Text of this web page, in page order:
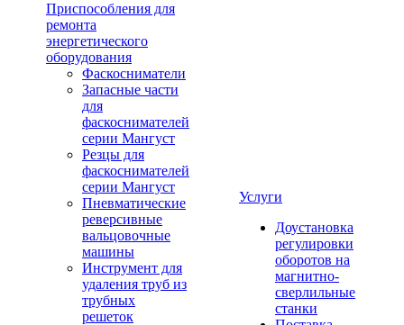
Приспособления для
ремонта
энергетического
оборудования
Фаскосниматели
Запасные части
для
фаскоснимателей
серии Мангуст
Резцы для
фаскоснимателей
серии Мангуст
Пневматические
реверсивные
вальцовочные
машины
Инструмент для
удаления труб из
трубных
решеток
Услуги
Доустановка
регулировки
оборотов на
магнитно-
сверлильные
станки